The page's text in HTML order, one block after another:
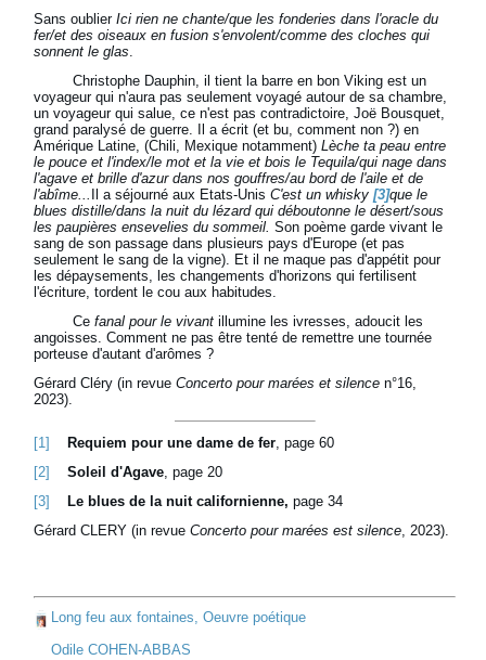
Sans oublierIci rien ne chante/que les fonderies dans l'oracle du
fer/et des oiseaux en fusion s'envolent/comme des cloches qui
sonnent le glas.
Christophe Dauphin, il tient la barre en bon Viking est un
voyageur qui n'aura pas seulement voyagé autour de sa chambre,
un voyageur qui salue, ce n'est pas contradictoire, Joë Bousquet,
grand paralysé de guerre. Il a écrit (et bu, comment non ?) en
Amérique Latine, (Chili, Mexique notamment)Lèche ta peau entre
le pouce et l'index/le mot et la vie et bois le Tequila/qui nage dans
l'agave et brille d'azur dans nos gouffres/au bord de l'aile et de
l'abîme...
Il a séjourné aux Etats-Unis C'est un whisky[3]que le
blues distille/dans la nuit du lézard qui déboutonne le désert/sous
les paupières ensevelies du sommeil.Son poème garde vivant le
sang de son passage dans plusieurs pays d'Europe (et pas
seulement le sang de la vigne). Et il ne maque pas d'appétit pour
les dépaysements, les changements d'horizons qui fertilisent
l'écriture, tordent le cou aux habitudes.
Cefanal pour le vivant illumine les ivresses, adoucit les
angoisses. Comment ne pas être tenté de remettre une tournée
porteuse d'autant d'arômes ?
Gérard Cléry (in revueConcerto pour marées et silence n°16,
2023).
[1] Requiem pour une dame de fer, page 60
[2]
Soleil d'Agave, page 20
[3]
Le blues de la nuit californienne, page 34
Gérard CLERY (in revueConcerto pour marées est silence, 2023).
Long feu aux fontaines, Oeuvre poétique
Odile COHEN-ABBAS